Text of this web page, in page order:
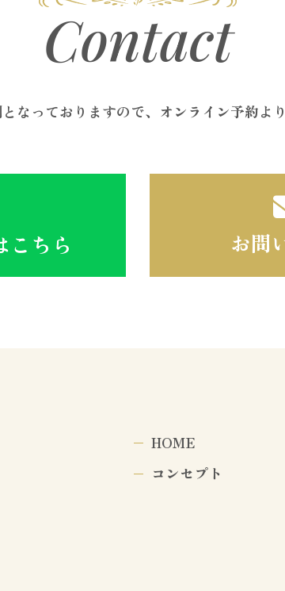
Contact
なっておりますので、オンライン予約よ
ちら お問
HOME
コンセプト